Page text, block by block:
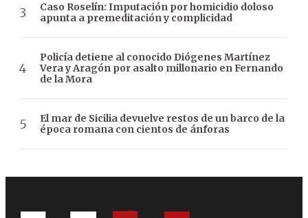
Caso Roselín: Imputación por homicidio doloso
apunta a premeditación y complicidad
Policía detiene al conocido Diógenes Martínez
Vera y Aragón por asalto millonario en Fernando
de la Mora
El mar de Sicilia devuelve restos de un barco de la
época romana con cientos de ánforas